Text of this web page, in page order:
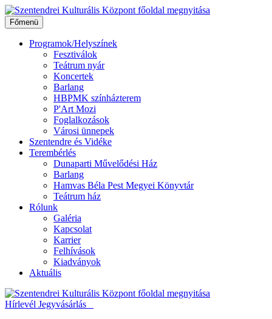
Ugrás
a
tartalomhoz
Főmenü
Programok/Helyszínek
Fesztiválok
Teátrum nyár
Koncertek
Barlang
HBPMK színházterem
P'Art Mozi
Foglalkozások
Városi ünnepek
Szentendre és Vidéke
Terembérlés
Dunaparti Művelődési Ház
Barlang
Hamvas Béla Pest Megyei Könyvtár
Teátrum ház
Rólunk
Galéria
Kapcsolat
Karrier
Felhívások
Kiadványok
Aktuális
Hírlevél Jegyvásárlás